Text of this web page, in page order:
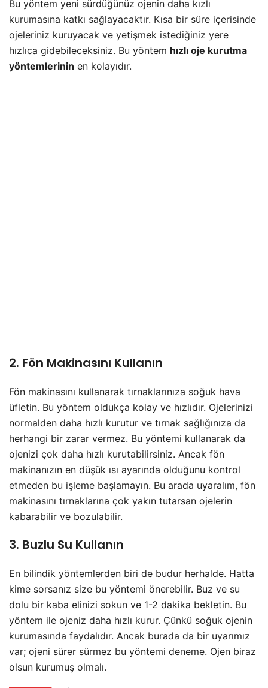
Bu yöntem yeni sürdüğünüz ojenin daha kızlı
kurumasına katkı sağlayacaktır. Kısa bir süre içerisinde
ojeleriniz kuruyacak ve yetişmek istediğiniz yere
hızlıca gidebileceksiniz. Bu yöntem hızlı oje kurutma
yöntemlerinin en kolayıdır.
2. Fön Makinasını Kullanın
Fön makinasını kullanarak tırnaklarınıza soğuk hava
üfletin. Bu yöntem oldukça kolay ve hızlıdır. Ojelerinizi
normalden daha hızlı kurutur ve tırnak sağlığınıza da
herhangi bir zarar vermez. Bu yöntemi kullanarak da
ojenizi çok daha hızlı kurutabilirsiniz. Ancak fön
makinanızın en düşük ısı ayarında olduğunu kontrol
etmeden bu işleme başlamayın. Bu arada uyaralım, fön
makinasını tırnaklarına çok yakın tutarsan ojelerin
kabarabilir ve bozulabilir.
3. Buzlu Su Kullanın
En bilindik yöntemlerden biri de budur herhalde. Hatta
kime sorsanız size bu yöntemi önerebilir. Buz ve su
dolu bir kaba elinizi sokun ve 1-2 dakika bekletin. Bu
yöntem ile ojeniz daha hızlı kurur. Çünkü soğuk ojenin
kurumasında faydalıdır. Ancak burada da bir uyarımız
var; ojeni sürer sürmez bu yöntemi deneme. Ojen biraz
olsun kurumuş olmalı.